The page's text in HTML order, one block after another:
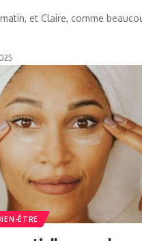
et Claire, comme
ÊTRE